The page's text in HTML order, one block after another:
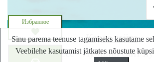
Запросите цену
Избранное
Карта сайта
Lastminute.ee - Лучший сайт
Sinu parema teenuse tagamiseks kasutame
Veebilehe kasutamist jätkates nõustute